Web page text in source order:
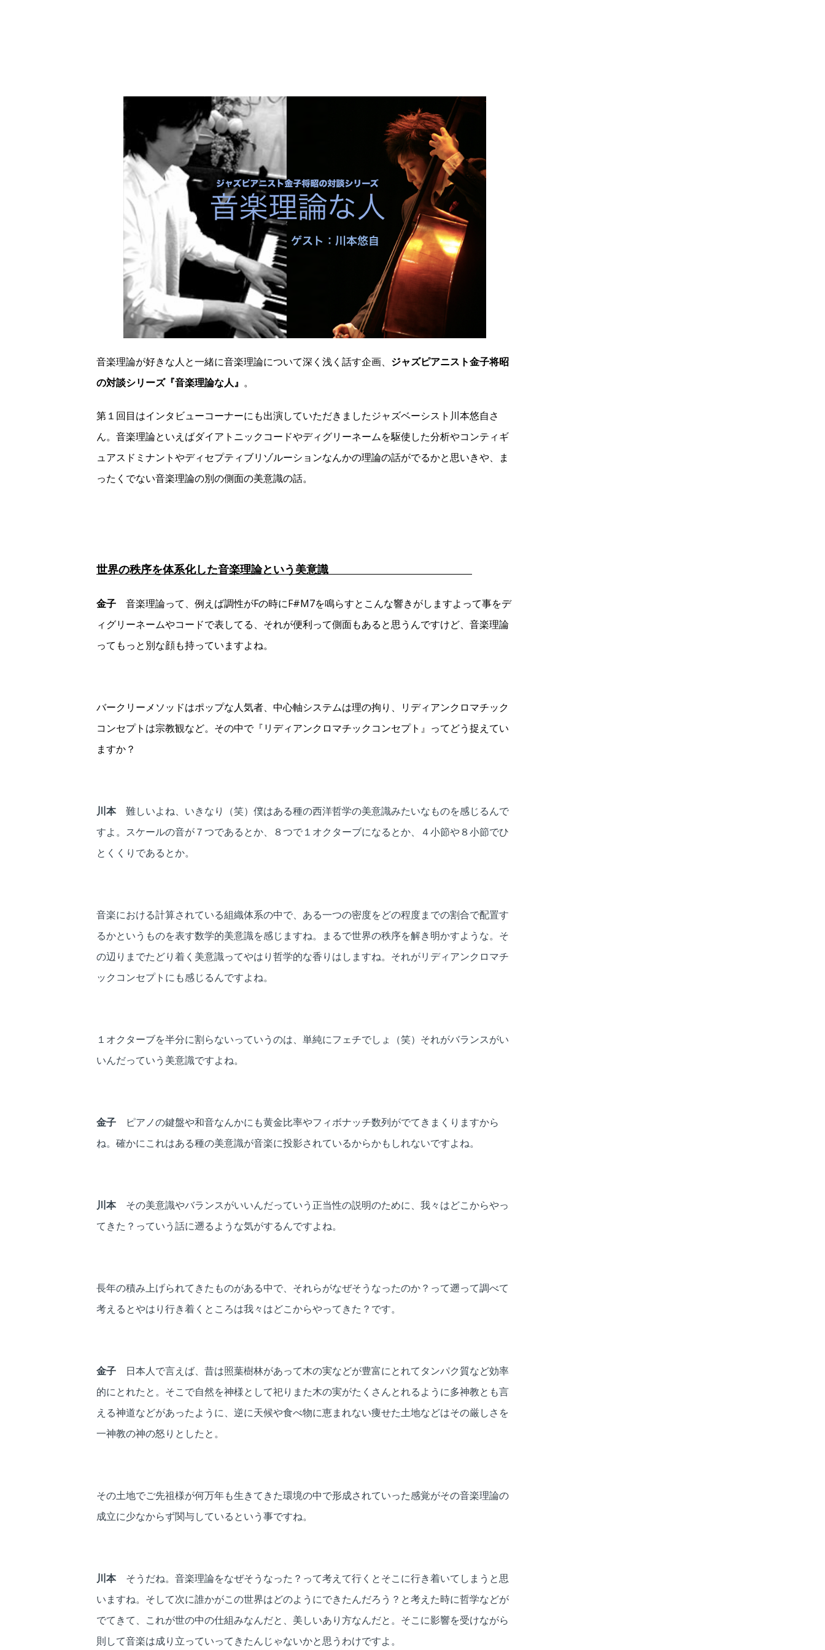
音楽理論が好きな人と一緒に音楽理論について深く浅く話す企画、 ジャズピアニスト金子将昭
の対談シリーズ『音楽理論な人』 。
第１回目はインタビューコーナーにも出演していただきましたジャズベーシスト川本悠自さ
ん。 音楽理論といえばダイアトニックコードやディグリーネームを駆使した分析やコンティギ
ュアスドミナントやディセプティブリゾルーションなんかの理論の話がでるかと思いきや、ま
ったくでない音楽理論の別の側面の美意識の話。
世界の秩序を体系化した音楽理論という美意識
金子 音楽理論って、例えば調性がFの時にF#M7を鳴らすとこんな響きがしますよって事をデ
ィグリーネームやコードで表してる、それが便利って側面もあると思うんですけど、音楽理論
ってもっと別な顔も持っていますよね。
バークリーメソッドはポップな人気者、中心軸システムは理の拘り、リディアンクロマチック
コンセプトは宗教観など。 その中で『リディアンクロマチックコンセプト』ってどう捉えてい
ますか？
川本 難しいよね、いきなり（笑）僕はある種の西洋哲学の美意識みたいなものを感じるんで
すよ。スケールの音が７つであるとか、８つで１オクターブになるとか、４小節や８小節でひ
とくくりであるとか。
音楽における計算されている組織体系の中で、ある一つの密度をどの程度までの割合で配置す
るかというものを表す数学的美意識を感じますね。まるで世界の秩序を解き明かすような。そ
の辺りまでたどり着く美意識ってやはり哲学的な香りはしますね。それがリディアンクロマチ
ックコンセプトにも感じるんですよね。
１オクターブを半分に割らないっていうのは、単純にフェチでしょ（笑）それがバランスがい
いんだっていう美意識ですよね。
金子 ピアノの鍵盤や和音なんかにも黄金比率やフィボナッチ数列がでてきまくりますから
ね。確かにこれはある種の美意識が音楽に投影されているからかもしれないですよね。
川本その美意識やバランスがいいんだっていう正当性の説明のために、我々はどこからやっ
てきた？っていう話に遡るような気がするんですよね。
長年の積み上げられてきたものがある中で、それらがなぜそうなったのか？って遡って調べて
考えるとやはり行き着くところは我々はどこからやってきた？です。
金子 日本人で言えば、昔は照葉樹林があって木の実などが豊富にとれてタンパク質など効率
的にとれたと。そこで自然を神様として祀りまた木の実がたくさんとれるように多神教とも言
える神道などがあったように、逆に天候や食べ物に恵まれない痩せた土地などはその厳しさを
一神教の神の怒りとしたと。
その土地でご先祖様が何万年も生きてきた環境の中で形成されていった感覚がその音楽理論の
成立に少なからず関与しているという事ですね。
川本そうだね。音楽理論をなぜそうなった？って考えて行くとそこに行き着いてしまうと思
いますね。そして次に誰かがこの世界はどのようにできたんだろう？と考えた時に哲学などが
でてきて、これが世の中の仕組みなんだと、美しいあり方なんだと。そこに影響を受けながら
則して音楽は成り立っていってきたんじゃないかと思うわけですよ。